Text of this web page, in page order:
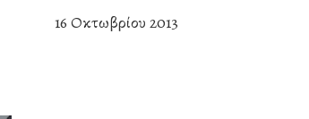
16 Οκτωβρίου 2013